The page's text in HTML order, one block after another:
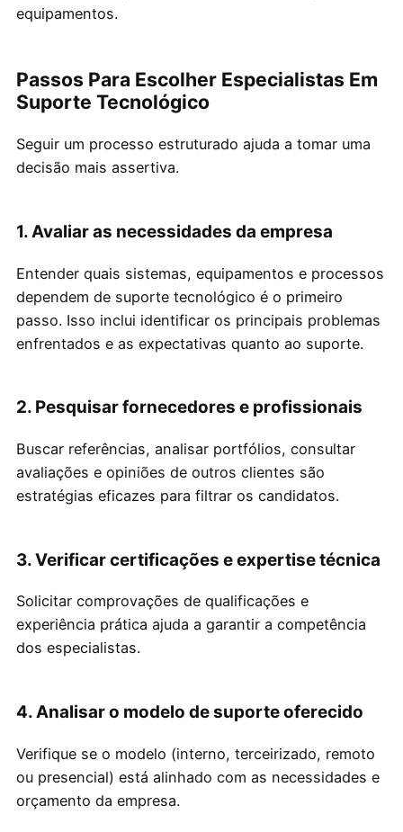
equipamentos.
Passos Para Escolher Especialistas Em
Suporte Tecnológico
Seguir um processo estruturado ajuda a tomar uma
decisão mais assertiva.
1. Avaliar as necessidades da empresa
Entender quais sistemas, equipamentos e processos
dependem de suporte tecnológico é o primeiro
passo. Isso inclui identificar os principais problemas
enfrentados e as expectativas quanto ao suporte.
2. Pesquisar fornecedores e profissionais
Buscar referências, analisar portfólios, consultar
avaliações e opiniões de outros clientes são
estratégias eficazes para filtrar os candidatos.
3. Verificar certificações e expertise técnica
Solicitar comprovações de qualificações e
experiência prática ajuda a garantir a competência
dos especialistas.
4. Analisar o modelo de suporte oferecido
Verifique se o modelo (interno, terceirizado, remoto
ou presencial) está alinhado com as necessidades e
orçamento da empresa.